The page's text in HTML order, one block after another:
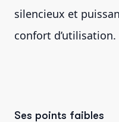
silencieux et
confort d’utilisation.
Ses points faibles